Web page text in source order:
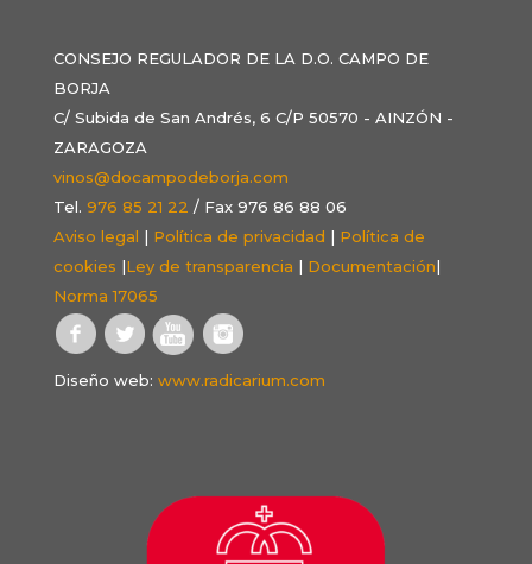
CONSEJO REGULADOR DE LA D.O. CAMPO DE
BORJA
C/ Subida de San Andrés, 6 C/P 50570 - AINZÓN -
ZARAGOZA
vinos@docampodeborja.com
Tel. 976 85 21 22 / Fax 976 86 88 06
Aviso legal | Política de privacidad | Política de
cookies |Ley de transparencia | Documentación|
Norma 17065
Diseño web: www.radicarium.com